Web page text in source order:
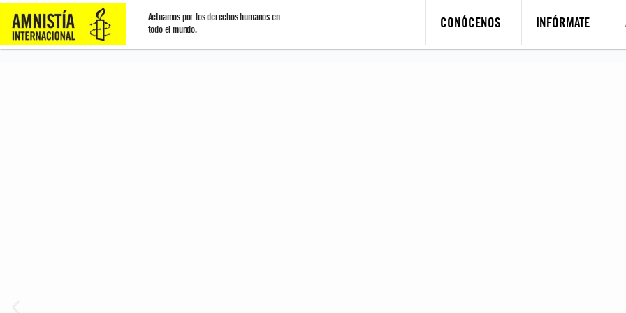
Actuamos por los derechos humanos en
todo el mundo.
CONÓCENOS INFÓRMATE